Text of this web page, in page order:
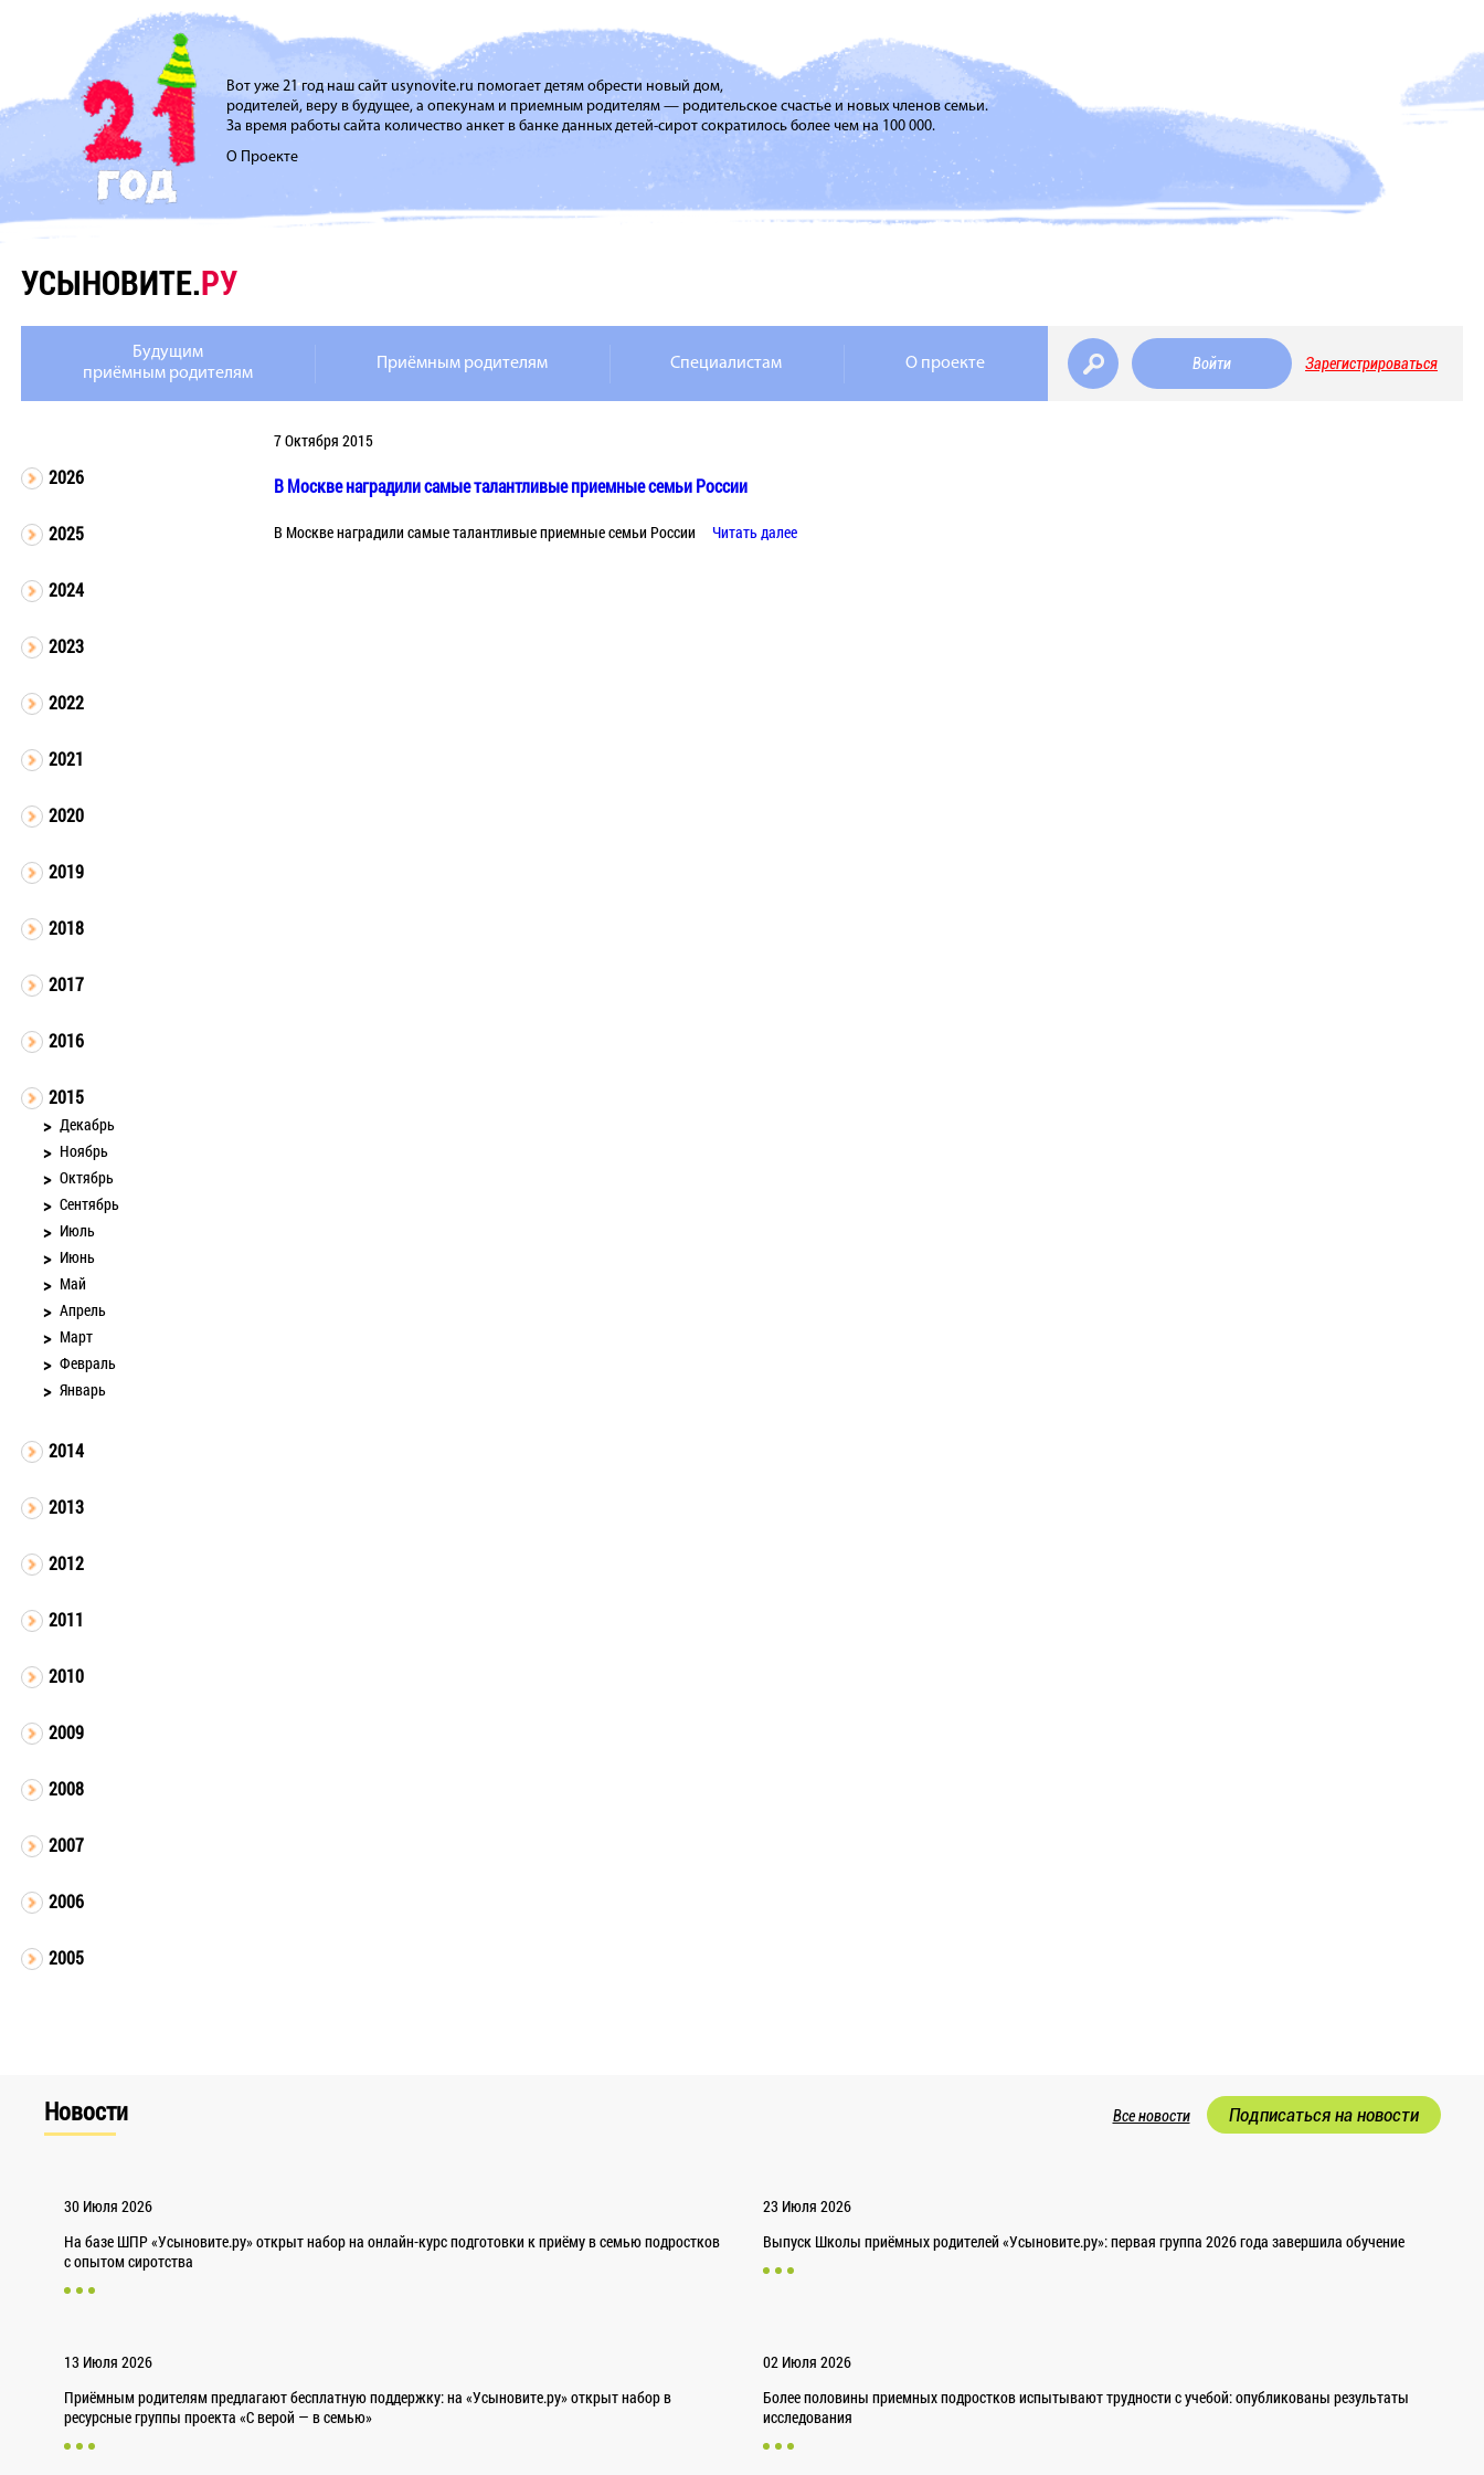
Вот уже 21 год наш сайт usynovite.ru помогает детям обрести новый дом,
родителей, веру в будущее, а опекунам и приемным родителям — родительское счастье и новых членов семьи.
За время работы сайта количество анкет в банке данных детей-сирот сократилось более чем на 100 000.
О Проекте
УСЫНОВИТЕ.РУ
Будущим
приёмным родителям
Приёмным родителям Специалистам О проекте Войти Зарегистрироваться
2026
2025
2024
2023
2022
2021
2020
2019
2018
2017
2016
2015
Декабрь
Ноябрь
Октябрь
Сентябрь
Июль
Июнь
Май
Апрель
Март
Февраль
Январь
2014
2013
2012
2011
2010
2009
2008
2007
2006
2005
7 Октября 2015
В Москве наградили самые талантливые приемные семьи России
В Москве наградили самые талантливые приемные семьи России Читать далее
Новости Все новости Подписаться на новости
30 Июля 2026
На базе ШПР «Усыновите.ру» открыт набор на онлайн-курс подготовки к приёму в семью подростков
с опытом сиротства
23 Июля 2026
Выпуск Школы приёмных родителей «Усыновите.ру»: первая группа 2026 года завершила обучение
13 Июля 2026
Приёмным родителям предлагают бесплатную поддержку: на «Усыновите.ру» открыт набор в
ресурсные группы проекта «С верой — в семью»
02 Июля 2026
Более половины приемных подростков испытывают трудности с учебой: опубликованы результаты
исследования